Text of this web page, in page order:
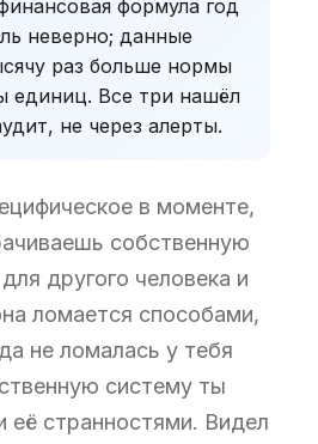
формула год
неверно; данные
раз больше нормы
единиц. Все три нашёл
не через алерты.
в моменте,
собственную
другого человека и
ломается способами,
не ломалась у тебя
систему ты
её странностями. Видел